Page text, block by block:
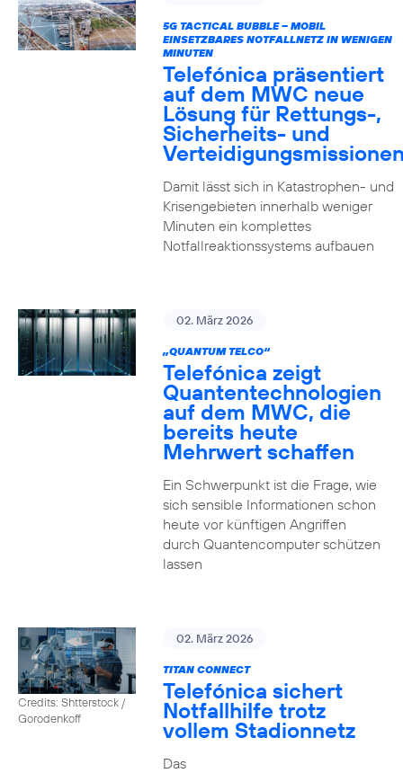
5G TACTICAL BUBBLE – MOBIL
EINSETZBARES NOTFALLNETZ IN WENIGEN
MINUTEN
Telefónica präsentiert
auf dem MWC neue
Lösung für Rettungs-,
Sicherheits- und
Damit lässt sich in Katastrophen- und
Krisengebieten innerhalb weniger
Minuten ein komplettes
Notfallreaktionssystems aufbauen
02. März 2026
„QUANTUM TELCO“
Telefónica zeigt
Quanten­technologien
auf dem MWC, die
bereits heute
Mehrwert schaffen
Ein Schwerpunkt ist die Frage, wie
sich sensible Informationen schon
heute vor künftigen Angriffen
durch Quantencomputer schützen
lassen
Credits: Shtterstock /
Gorodenkoff
02. März 2026
TITAN CONNECT
Telefónica sichert
Notfallhilfe trotz
vollem Stadionnetz
Das